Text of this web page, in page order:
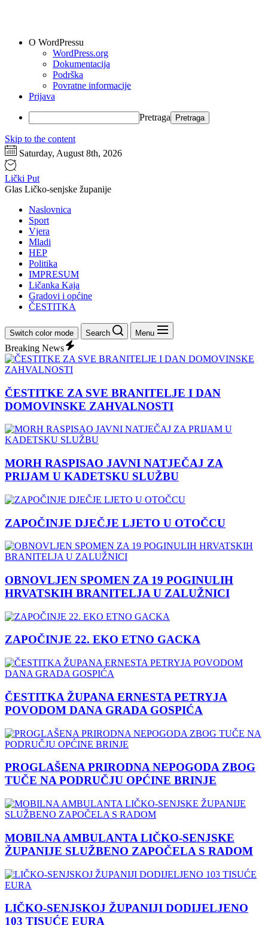
O WordPressu
WordPress.org
Dokumentacija
Podrška
Povratne informacije
Prijava
Pretraga
Skip to the content
Saturday, August 8th, 2026
Lički Put
Glas Ličko-senjske županije
Naslovnica
Sport
Vjera
Mladi
HEP
Politika
IMPRESUM
Ličanka Kaja
Gradovi i općine
ČESTITKA
Switch color mode Search Menu
Breaking News
ČESTITKE ZA SVE BRANITELJE I DAN
DOMOVINSKE ZAHVALNOSTI
MORH RASPISAO JAVNI NATJEČAJ ZA
PRIJAM U KADETSKU SLUŽBU
ZAPOČINJE DJEČJE LJETO U OTOČCU
OBNOVLJEN SPOMEN ZA 19 POGINULIH
HRVATSKIH BRANITELJA U ZALUŽNICI
ZAPOČINJE 22. EKO ETNO GACKA
ČESTITKA ŽUPANA ERNESTA PETRYJA
POVODOM DANA GRADA GOSPIĆA
PROGLAŠENA PRIRODNA NEPOGODA ZBOG
TUČE NA PODRUČJU OPĆINE BRINJE
MOBILNA AMBULANTA LIČKO-SENJSKE
ŽUPANIJE SLUŽBENO ZAPOČELA S RADOM
LIČKO-SENJSKOJ ŽUPANIJI DODIJELJENO
103 TISUĆE EURA